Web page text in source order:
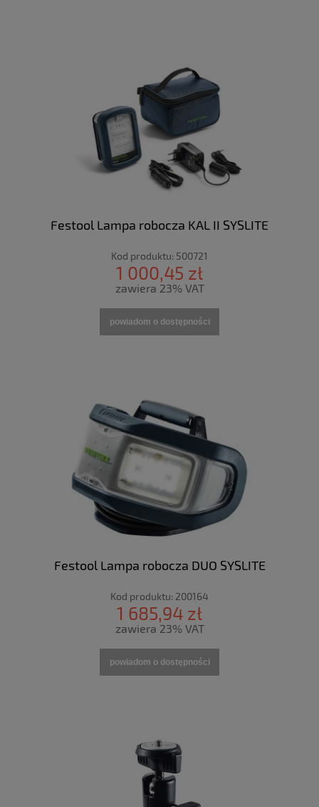
Festool Lampa robocza KAL II SYSLITE
Kod produktu: 500721
1 000,45 zł
zawiera 23% VAT
powiadom o dostępności
Festool Lampa robocza DUO SYSLITE
Kod produktu: 200164
1 685,94 zł
zawiera 23% VAT
powiadom o dostępności